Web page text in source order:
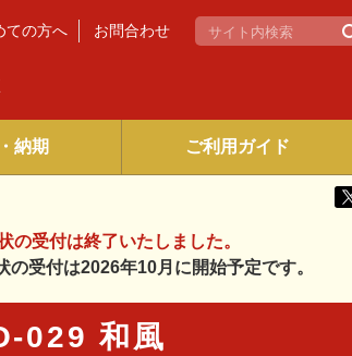
ての方へ お問合わせ
納期 ご利用ガイド
の受付は終了いたしました。
の受付は2026年10月に開始予定です。
029 和風